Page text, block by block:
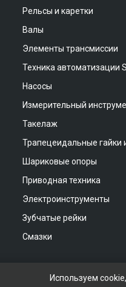
Рельсы и каретки
Валы
Элементы трансмиссии
Техника автоматизации
Насосы
Измерительный
Такелаж
Трапецеидальные гайки
Шариковые опоры
Приводная техника
Электроинструменты
Зубчатые рейки
Смазки
Используем